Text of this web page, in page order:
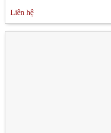
Liên hệ